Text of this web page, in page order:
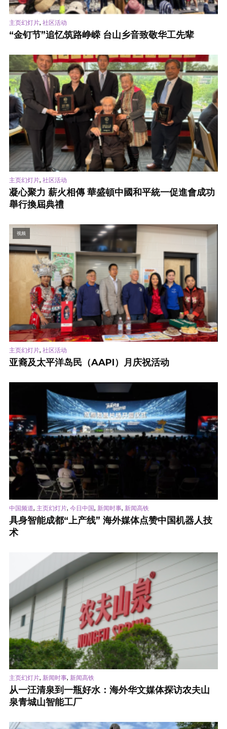
主页幻灯片, 社区活动
“金钉节”追忆筑路峥嵘 台山乡音致敬华工先辈
主页幻灯片, 社区活动
凝心聚力 薪火相傳 華盛頓中國和平統一促進會成功
舉行換屆典禮
视频
主页幻灯片, 社区活动
亚裔及太平洋岛民（AAPI）月庆祝活动
中国频道, 主页幻灯片, 今日中国, 新闻时事, 新闻高铁
具身智能成都“上产线” 海外媒体点赞中国机器人技
术
主页幻灯片, 新闻时事, 新闻高铁
从一汪清泉到一瓶好水：海外华文媒体探访农夫山
泉青城山智能工厂